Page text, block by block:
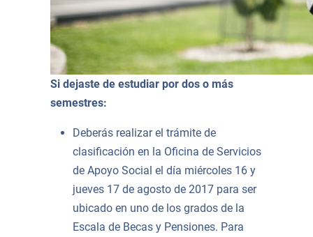
Si dejaste de estudiar por dos o más
semestres:
Deberás realizar el trámite de
clasificación en la Oficina de Servicios
de Apoyo Social el día miércoles 16 y
jueves 17 de agosto de 2017 para ser
ubicado en uno de los grados de la
Escala de Becas y Pensiones. Para